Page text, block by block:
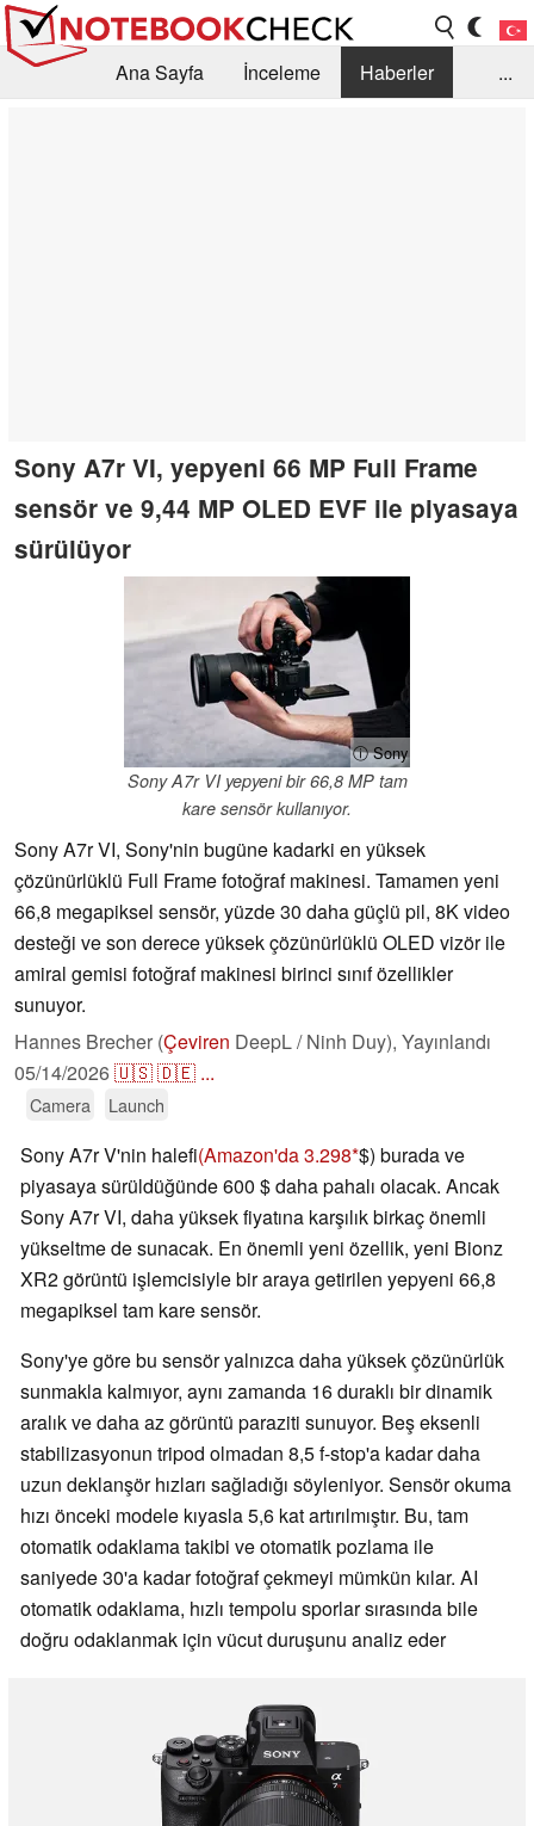
Ana Sayfa İnceleme
Haberler
...
Sony A7r VI, yepyeni 66 MP Full Frame
sensör ve 9,44 MP OLED EVF ile piyasaya
sürülüyor
ⓘ Sony
Sony A7r VI yepyeni bir 66,8 MP tam
kare sensör kullanıyor.
Sony A7r VI, Sony'nin bugüne kadarki en yüksek
çözünürlüklü Full Frame fotoğraf makinesi. Tamamen yeni
66,8 megapiksel sensör, yüzde 30 daha güçlü pil, 8K video
desteği ve son derece yüksek çözünürlüklü OLED vizör ile
amiral gemisi fotoğraf makinesi birinci sınıf özellikler
sunuyor.
Hannes Brecher (Çeviren DeepL / Ninh Duy), Yayınlandı
05/14/2026🇺🇸🇩🇪 ...
Camera Launch
Sony A7r V'nin halefi(Amazon'da 3.298 $) burada ve
piyasaya sürüldüğünde 600 $ daha pahalı olacak. Ancak
Sony A7r VI, daha yüksek fiyatına karşılık birkaç önemli
yükseltme de sunacak. En önemli yeni özellik, yeni Bionz
XR2 görüntü işlemcisiyle bir araya getirilen yepyeni 66,8
megapiksel tam kare sensör.
Sony'ye göre bu sensör yalnızca daha yüksek çözünürlük
sunmakla kalmıyor, aynı zamanda 16 duraklı bir dinamik
aralık ve daha az görüntü paraziti sunuyor. Beş eksenli
stabilizasyonun tripod olmadan 8,5 f-stop'a kadar daha
uzun deklanşör hızları sağladığı söyleniyor. Sensör okuma
hızı önceki modele kıyasla 5,6 kat artırılmıştır. Bu, tam
otomatik odaklama takibi ve otomatik pozlama ile
saniyede 30'a kadar fotoğraf çekmeyi mümkün kılar. AI
otomatik odaklama, hızlı tempolu sporlar sırasında bile
doğru odaklanmak için vücut duruşunu analiz eder